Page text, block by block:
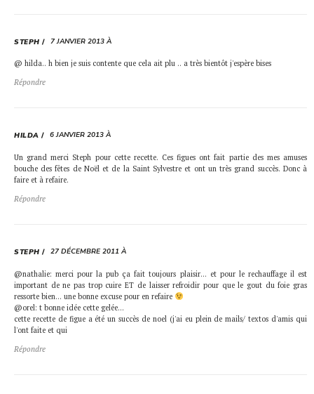
STEPH 7 JANVIER 2013 À
@ hilda.. h bien je suis contente que cela ait plu .. a très bientôt j'espère bises
Répondre
HILDA 6 JANVIER 2013 À
Un grand merci Steph pour cette recette. Ces figues ont fait partie des mes amuses
bouche des fêtes de Noël et de la Saint Sylvestre et ont un très grand succès. Donc à
faire et à refaire.
Répondre
STEPH 27 DÉCEMBRE 2011 À
@nathalie: merci pour la pub ça fait toujours plaisir… et pour le rechauffage il est
important de ne pas trop cuire ET de laisser refroidir pour que le gout du foie gras
ressorte bien… une bonne excuse pour en refaire
@orel: t bonne idée cette gelée…
cette recette de figue a été un succès de noel (j'ai eu plein de mails/ textos d'amis qui
l'ont faite et qui
Répondre